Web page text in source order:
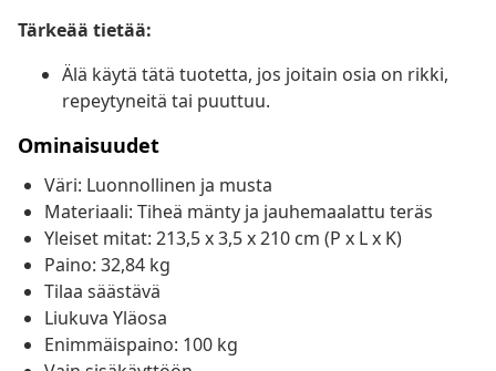
Tärkeää tietää:
Älä käytä tätä tuotetta, jos joitain osia on rikki,
repeytyneitä tai puuttuu.
Ominaisuudet
Väri: Luonnollinen ja musta
Materiaali: Tiheä mänty ja jauhemaalattu teräs
Yleiset mitat: 213,5 x 3,5 x 210 cm (P x L x K)
Paino: 32,84 kg
Tilaa säästävä
Liukuva Yläosa
Enimmäispaino: 100 kg